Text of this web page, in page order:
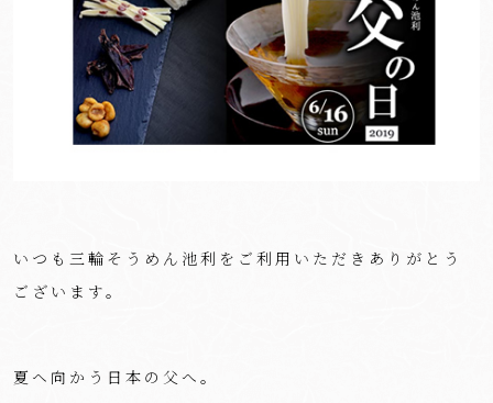
いつも三輪そうめん池利をご利用いただきありがとう
ございます。
夏ヘ向かう日本の父へ。